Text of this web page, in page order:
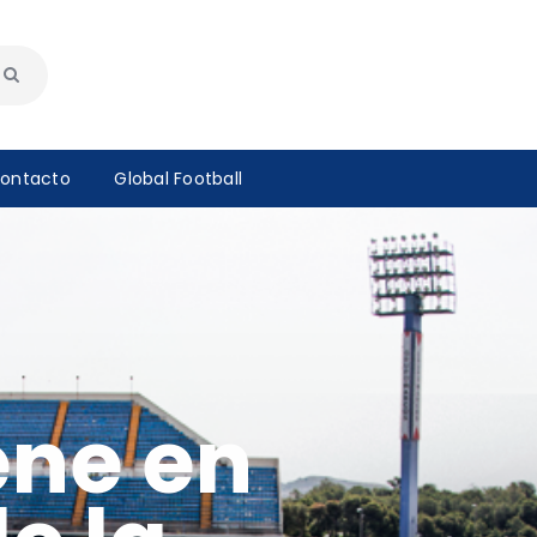
Global Football
en